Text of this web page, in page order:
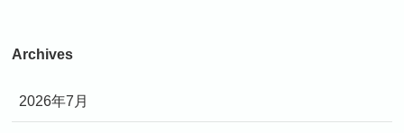
Archives
2026年7月